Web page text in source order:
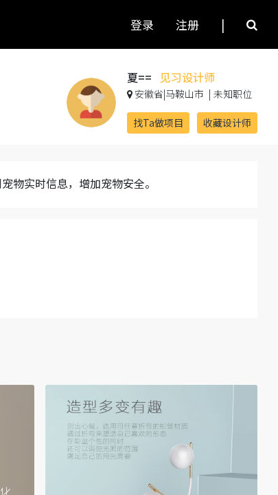
登录 注册 |
夏== 见习设计师
安徽省|马鞍山市 | 未知职位
找Ta做项目 收藏设计师
物实时信息，增加宠物安全。